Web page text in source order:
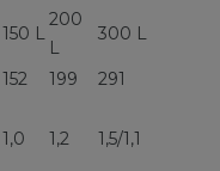
150 L
200
L
300 L
152 199
291
1,0 1,2 1,5/1,1